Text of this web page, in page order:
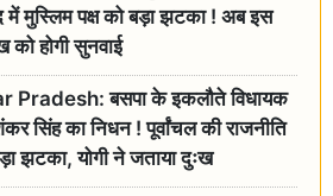
में मुस्लिम पक्ष को बड़ा झटका ! अब इस
को होगी सुनवाई
Pradesh: बसपा के इकलौते विधायक
सिंह का निधन ! पूर्वांचल की राजनीति
झटका, योगी ने जताया दुःख